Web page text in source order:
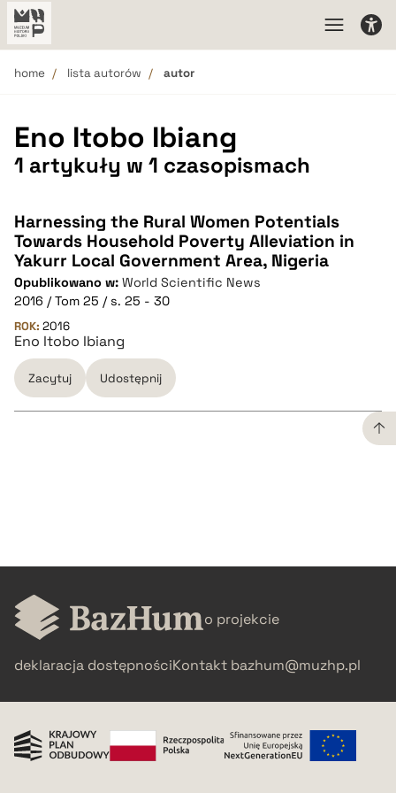
home lista autorów autor
Eno Itobo Ibiang
1 artykuły w 1 czasopismach
Harnessing the Rural Women Potentials
Towards Household Poverty Alleviation in
Yakurr Local Government Area, Nigeria
Opublikowano w: World Scientific News
2016 / Tom 25 / s. 25 - 30
ROK: 2016
Eno Itobo Ibiang
Zacytuj Udostępnij
pobierz cytat o projekcie
deklaracja dostępnościKontakt bazhum@muzhp.pl